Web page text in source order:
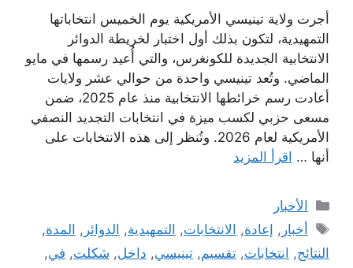
أجرت ولاية تينيسي الأمريكية يوم الخميس انتخاباتها
التمهيدية، لتكون بذلك أول اختبار لخريطة الدوائر
الانتخابية الجديدة للكونغرس، والتي أُعيد رسمها في مايو
الماضي. وتُعد تينيسي واحدة من حوالي عشر ولايات
أعادت رسم خرائطها الانتخابية منذ عام 2025، ضمن
مسعى حزبي لكسب ميزة في انتخابات التجديد النصفي
الأمريكية لعام 2026. وتُنظر إلى هذه الانتخابات على
أنها … اقرأ المزيد
التصنيفات
الأخبار
الوسوم
أخبار , إعادة, الانتخابات, التمهيدية, الدوائر , المدة,
النتائج, انتخابات, تقسيم, تينيسي, داخل, شكلت, في,